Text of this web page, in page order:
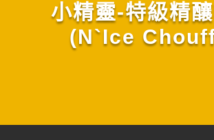
小精靈-特級精
(N`Ice